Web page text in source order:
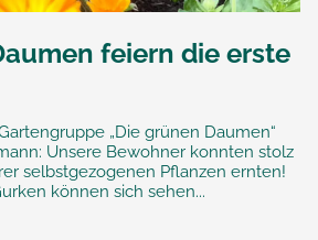
feiern die erste
„Die grünen Daumen“
Unsere Bewohner konnten stolz
selbstgezogenen Pflanzen ernten!
können sich sehen...